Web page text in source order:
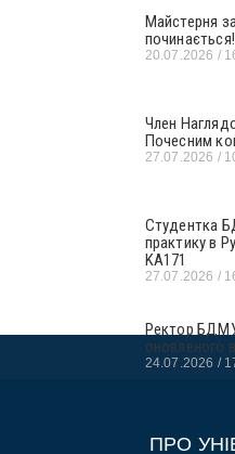
Майстерня
починається!
20.07.2026
Член
Почесним
27.07.2026
Студентка
практику в
KA171
27.07.2026
Ректор БДМУ
оновленого
24.07.2026
ПРО